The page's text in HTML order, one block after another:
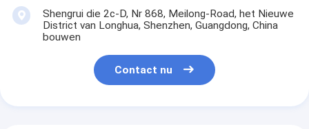
Shengrui die 2c-D, Nr 868, Meilong-Road, het Nieuwe
District van Longhua, Shenzhen, Guangdong, China
bouwen
Contact nu